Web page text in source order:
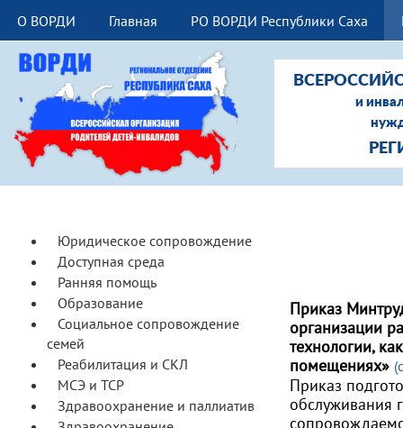
О ВОРДИ Главная РО ВОРДИ Республики Саха
и
Юридическое сопровождение
Доступная среда
Ранняя помощь
Образование
Социальное сопровождение
семей
Реабилитация и СКЛ
МСЭ и ТСР
Здравоохранение и паллиатив
Приказ
организации
технологии,
помещениях»
Приказ
обслуживания